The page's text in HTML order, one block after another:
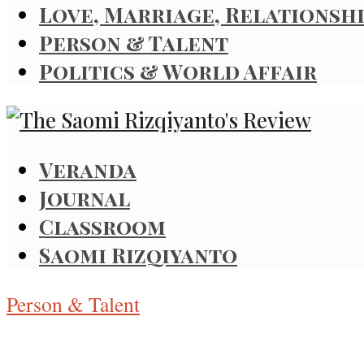
Love, Marriage,
Person & Talent
Politics & World Affair
Veranda
Journal
Classroom
Saomi Rizqiyanto
Person & Talent